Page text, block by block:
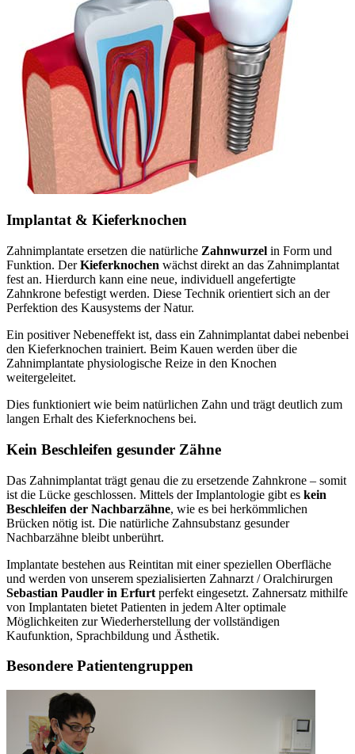
Implantat & Kieferknochen
Zahnimplantate ersetzen die natürliche Zahnwurzel in Form und
Funktion. DerKieferknochen wächst direkt an das Zahnimplantat
fest an. Hierdurch kann eine neue, individuell angefertigte
Zahnkrone befestigt werden. Diese Technik orientiert sich an der
Perfektion des Kausystems der Natur.
Ein positiver Nebeneffekt ist, dass ein Zahnimplantat dabei nebenbei
den Kieferknochen trainiert. Beim Kauen werden über die
Zahnimplantate physiologische Reize in den Knochen
weitergeleitet.
Dies funktioniert wie beim natürlichen Zahn und trägt deutlich zum
langen Erhalt des Kieferknochens bei.
Kein Beschleifen gesunder Zähne
Das Zahnimplantat trägt genau die zu ersetzende Zahnkrone – somit
ist die Lücke geschlossen. Mittels der Implantologie gibt es kein
Beschleifen der Nachbarzähne, wie es bei herkömmlichen
Brücken nötig ist. Die natürliche Zahnsubstanz gesunder
Nachbarzähne bleibt unberührt.
Implantate bestehen aus Reintitan mit einer speziellen Oberfläche
und werden von unserem spezialisierten Zahnarzt / Oralchirurgen
Sebastian Paudler in Erfurt perfekt eingesetzt. Zahnersatz mithilfe
von Implantaten bietet Patienten in jedem Alter optimale
Möglichkeiten zur Wiederherstellung der vollständigen
Kaufunktion, Sprachbildung und Ästhetik.
Besondere Patientengruppen